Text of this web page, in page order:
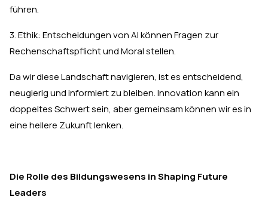
führen.
3. Ethik: Entscheidungen von AI können Fragen zur
Rechenschaftspflicht und Moral stellen.
Da wir diese Landschaft navigieren, ist es entscheidend,
neugierig und informiert zu bleiben. Innovation kann ein
doppeltes Schwert sein, aber gemeinsam können wir es in
eine hellere Zukunft lenken.
Die Rolle des Bildungswesens in Shaping Future
Leaders